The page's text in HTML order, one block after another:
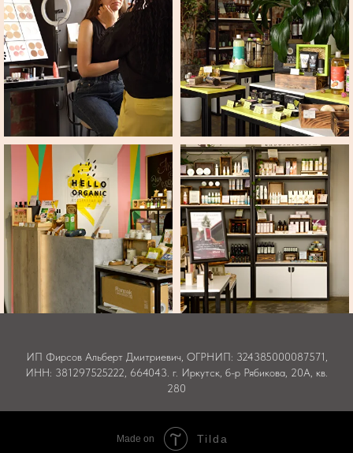
ИП Фирсов Альберт Дмитриевич, ОГРНИП: 324385000087571,
ИНН: 381297525222, 664043. г. Иркутск, б-р Рябикова, 20А, кв.
280
Made on Tilda